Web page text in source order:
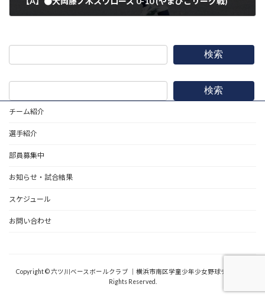
検索
検索
チーム紹介
選手紹介
部員募集中
お知らせ・試合結果
スケジュール
お問い合わせ
Copyright © 六ツ川ベースボールクラブ ｜横浜市南区学童少年少女野球チーム All
Rights Reserved.